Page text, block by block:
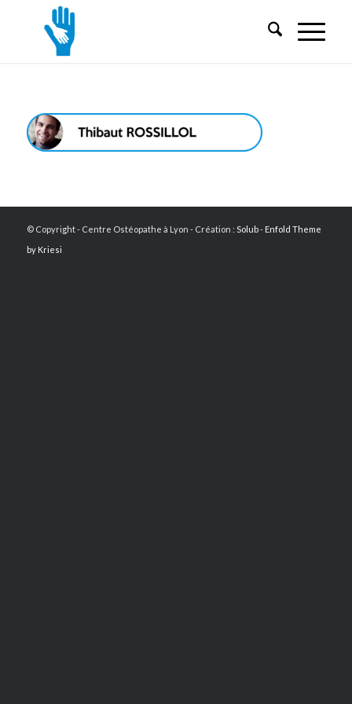
© Copyright - Centre Ostéopathe à Lyon - Création : Solub- Enfold Theme
by Kriesi